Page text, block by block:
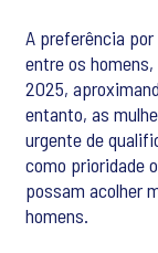
A preferência
entre os
2025,
entanto, as
urgente de
como prioridade
possam acolher
homens.